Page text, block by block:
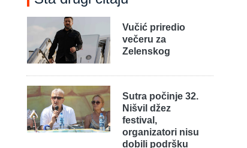
Vučić priredio
večeru za
Zelenskog
Sutra počinje 32.
Nišvil džez
festival,
organizatori nisu
dobili podršku